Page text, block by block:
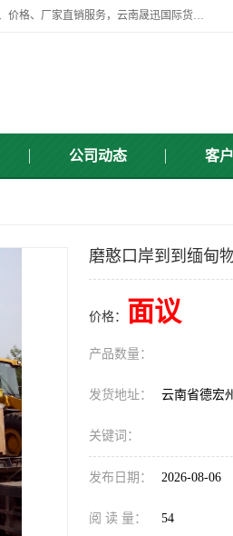
云南晟迅国际货运代理有限公司提供瑞丽口岸、磨憨口岸、腾冲口岸报关、报检，缅甸、老挝物流清关报价、价格、厂家直销服务，云南晟迅国际货运代理有限公司，由一支精通业务、经验丰富、责任心强的专业团队组建于,云南晟迅国际货运代理有限公司商铺。
公司动态 客
磨憨口岸到到缅甸
价格： 面议
产品数量：
发货地址： 云南省德宏
关键词：
发布日期： 2026-08-06
阅 读 量： 54